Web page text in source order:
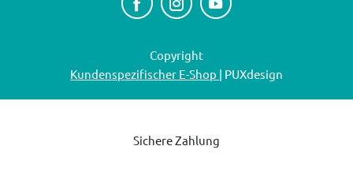
Copyright
Kundenspezifischer E-Shop | PUXdesign
Sichere Zahlung